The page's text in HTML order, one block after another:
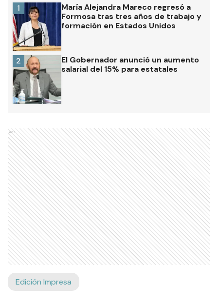
María Alejandra Mareco regresó a
Formosa tras tres años de trabajo y
formación en Estados Unidos
1
El Gobernador anunció un aumento
salarial del 15% para estatales
2
Ads
Edición Impresa